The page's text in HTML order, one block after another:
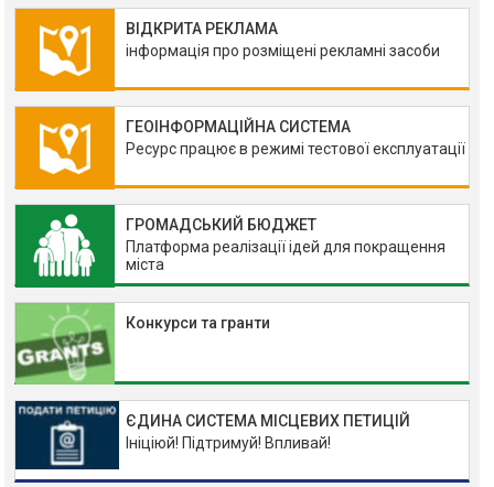
ВІДКРИТА РЕКЛАМА
інформація про розміщені рекламні засоби
ГЕОІНФОРМАЦІЙНА СИСТЕМА
Ресурс працює в режимі тестової експлуатації
ГРОМАДСЬКИЙ БЮДЖЕТ
Платформа реалізації ідей для покращення
міста
Конкурси та гранти
ЄДИНА СИСТЕМА МІСЦЕВИХ ПЕТИЦІЙ
Ініціюй! Підтримуй! Впливай!